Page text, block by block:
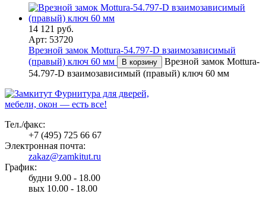
14 121 руб.
Арт: 53720
Врезной замок Mottura-54.797-D взаимозависимый
(правый) ключ 60 мм
В корзину
Врезной замок Mottura-
54.797-D взаимозависимый (правый) ключ 60 мм
Фурнитура для дверей,
мебели, окон — есть все!
Тел./факс:
+7 (495) 725 66 67
Электронная почта:
zakaz@zamkitut.ru
График:
будни 9.00 - 18.00
вых 10.00 - 18.00